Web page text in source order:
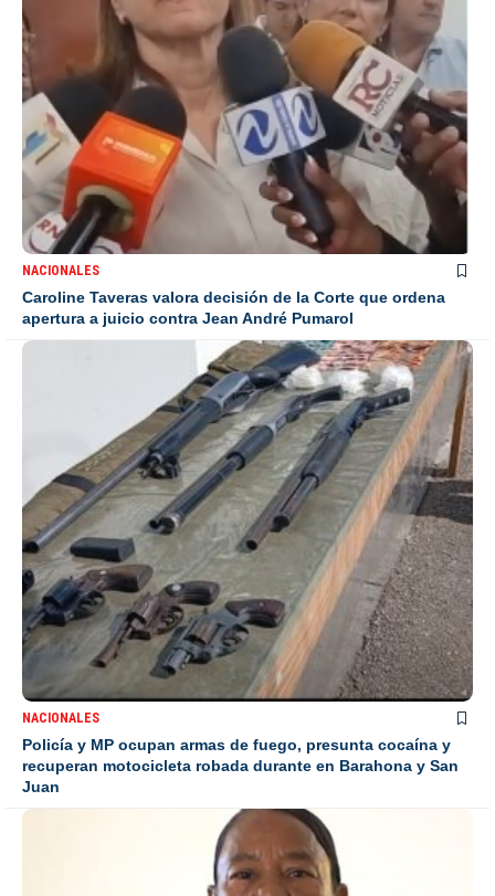
NACIONALES
Caroline Taveras valora decisión de la Corte que ordena
apertura a juicio contra Jean André Pumarol
NACIONALES
Policía y MP ocupan armas de fuego, presunta cocaína y
recuperan motocicleta robada durante en Barahona y San
Juan